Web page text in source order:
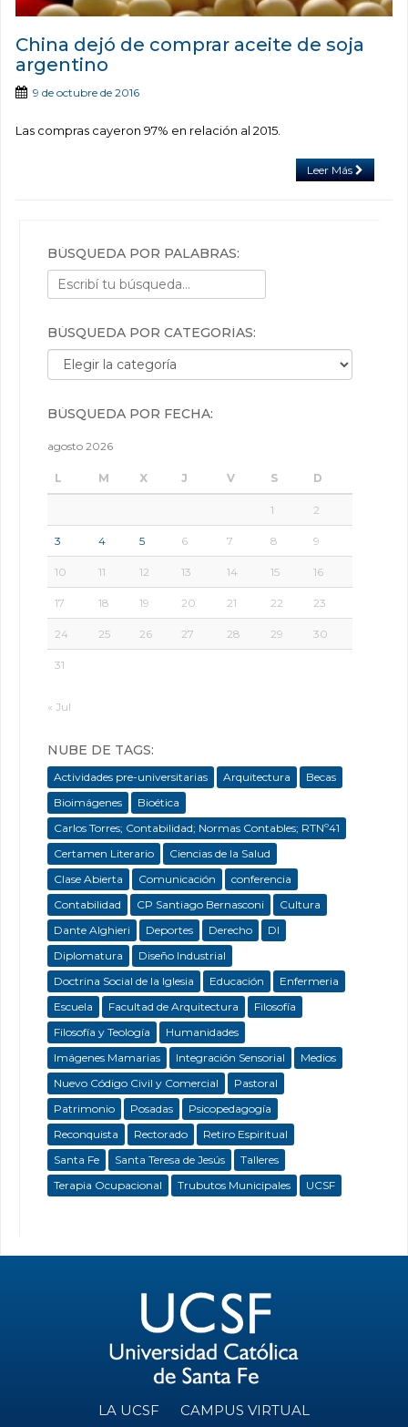
China dejó de comprar aceite de soja
argentino
9 de octubre de 2016
Las compras cayeron 97% en relación al 2015.
Leer Más
BÚSQUEDA POR PALABRAS:
BÚSQUEDA POR CATEGORÍAS:
Búsqueda por categorías:
BÚSQUEDA POR FECHA:
agosto 2026
L M X J V S D
1 2
3 4 5 6 7 8 9
10 11 12 13 14 15 16
17 18 19 20 21 22 23
24 25 26 27 28 29 30
31
« Jul
NUBE DE TAGS:
Actividades pre-universitarias Arquitectura
Becas
Bioimágenes
Bioética
Carlos Torres; Contabilidad; Normas Contables; RTNº41
Certamen Literario
Ciencias de la Salud
Clase Abierta
Comunicación
conferencia
Contabilidad
CP Santiago Bernasconi
Cultura
Dante Alghieri
Deportes Derecho
DI
Diplomatura
Diseño Industrial
Doctrina Social de la Iglesia
Educación
Enfermeria
Escuela
Facultad de Arquitectura
Filosofía
Filosofía y Teología
Humanidades
Imágenes Mamarias
Integración Sensorial
Medios
Nuevo Código Civil y Comercial
Pastoral
Patrimonio
Posadas
Psicopedagogía
Reconquista
Rectorado
Retiro Espiritual
Santa Fe
Santa Teresa de Jesús
Talleres
Terapia Ocupacional
Trubutos Municipales UCSF
LA UCSF CAMPUS VIRTUAL